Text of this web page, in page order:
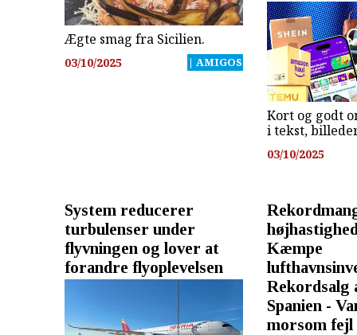
Ægte smag fra Sicilien.
03/10/2025 | AMIGOS
Kort og godt
i tekst,
03/10/2025
System reducerer
turbulenser under
flyvningen og lover at
forandre flyoplevelsen
Kæmpe
Rekordsalg
Spanien -
morsom fejl